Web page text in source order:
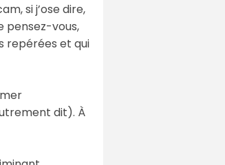
si j’ose dire,
pensez-vous,
repérées et qui
dit). À